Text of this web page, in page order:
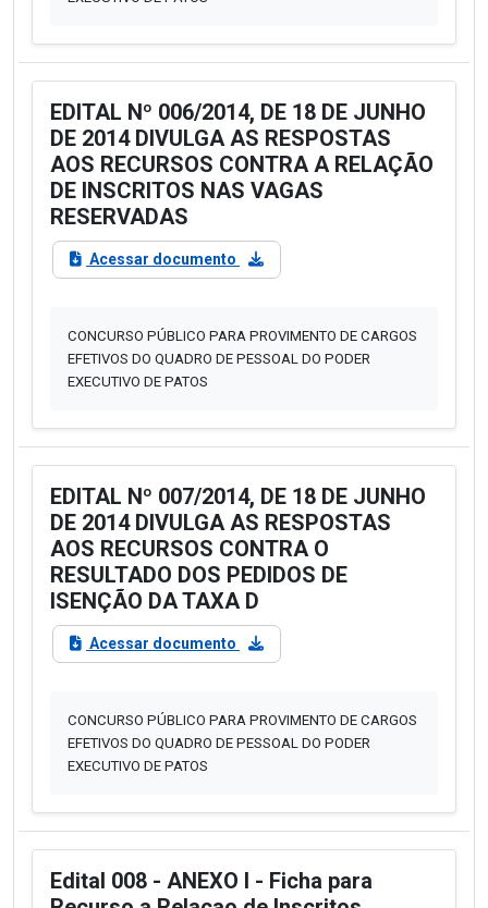
EDITAL Nº 006/2014, DE 18 DE JUNHO
DE 2014 DIVULGA AS RESPOSTAS
AOS RECURSOS CONTRA A RELAÇÃO
DE INSCRITOS NAS VAGAS
RESERVADAS
Acessar documento
CONCURSO PÚBLICO PARA PROVIMENTO DE CARGOS
EFETIVOS DO QUADRO DE PESSOAL DO PODER
EXECUTIVO DE PATOS
EDITAL Nº 007/2014, DE 18 DE JUNHO
DE 2014 DIVULGA AS RESPOSTAS
AOS RECURSOS CONTRA O
RESULTADO DOS PEDIDOS DE
ISENÇÃO DA TAXA D
Acessar documento
CONCURSO PÚBLICO PARA PROVIMENTO DE CARGOS
EFETIVOS DO QUADRO DE PESSOAL DO PODER
EXECUTIVO DE PATOS
Edital 008 - ANEXO I - Ficha para